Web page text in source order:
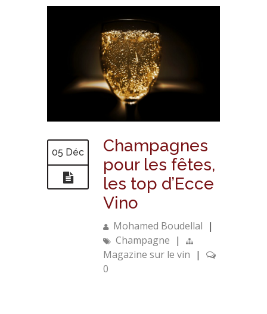
05 Déc
Champagnes
pour les fêtes,
les top d’Ecce
Vino
Mohamed Boudellal |
Champagne |
Magazine sur le vin |
0